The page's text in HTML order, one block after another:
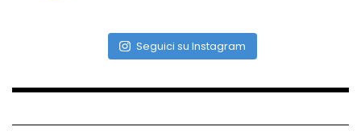
Seguici su Instagram